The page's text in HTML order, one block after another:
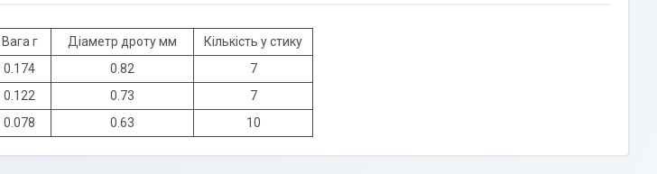
Вага г Діаметр дроту мм
Кількість у стику
0.174 0.82
7
0.122 0.73
7
0.078 0.63 10